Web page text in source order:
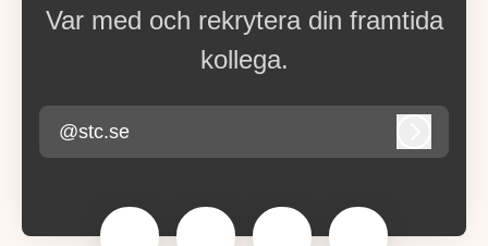
Var med och rekrytera din framtida
kollega.
@stc.se